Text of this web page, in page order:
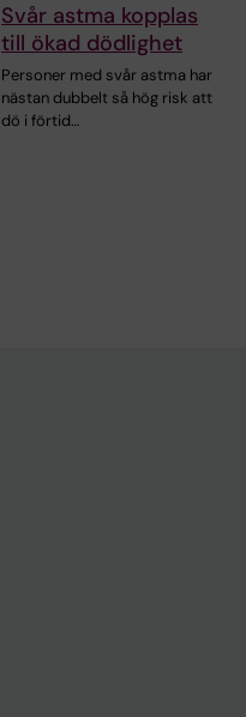
Svår astma kopplas
till ökad dödlighet
Personer med svår astma har
nästan dubbelt så hög risk att
dö i förtid…